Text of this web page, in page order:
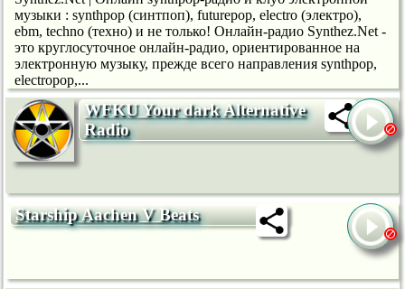
музыки : synthpop (синтпоп), futurepop, electro (электро),
ebm, techno (техно) и не только! Онлайн-радио Synthez.Net -
это круглосуточное онлайн-радио, ориентированное на
электронную музыку, прежде всего направления synthpop,
electropop,...
WFKU Your dark Alternative
Radio
Starship Aachen V Beats